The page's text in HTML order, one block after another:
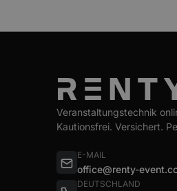
Veranstaltungstechnik
Kautionsfrei. Versichert.
E-MAIL
office@renty-
DEUTSCHLAND